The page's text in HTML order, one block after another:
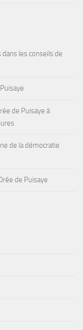
les conseils de
de Puisaye à
de la démocratie
de Puisaye